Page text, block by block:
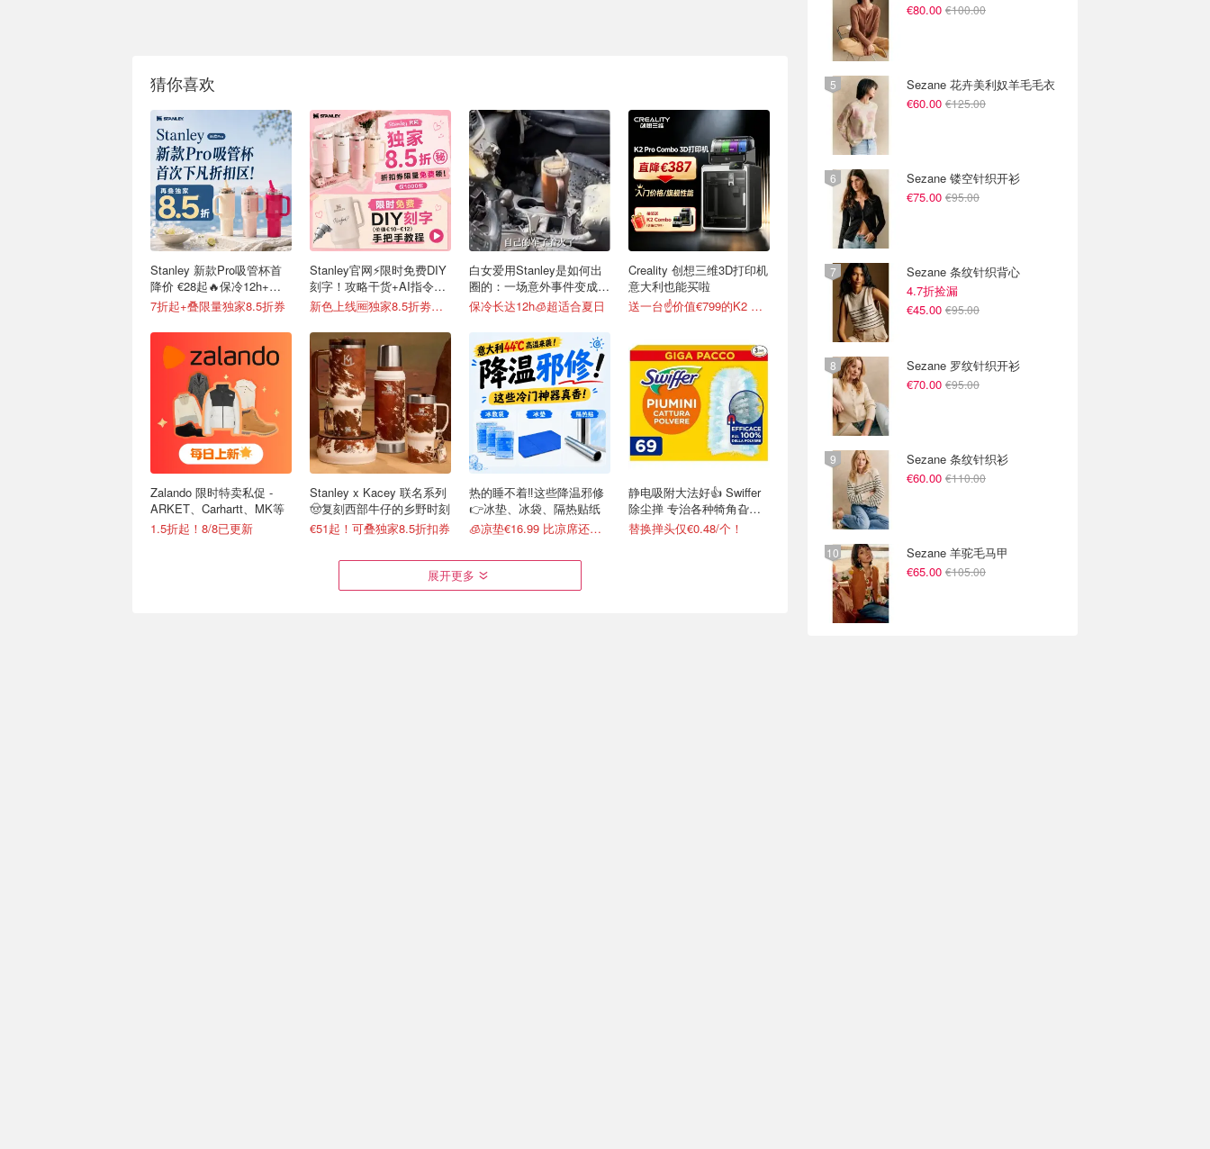
猜你喜欢
Stanley 新款Pro吸管杯首
降价 €28起🔥保冷12h+，
便携不漏水
7折起+叠限量独家8.5折券
Zalando 限时特卖私促 -
ARKET、Carhartt、MK等
1.5折起！8/8已更新
Stanley官网⚡️限时免费DIY
刻字！攻略干货+AI指令直
接戳
新色上线🆓独家8.5折劵速领
Stanley x Kacey 联名系列
🤠复刻西部牛仔的乡野时刻
€51起！可叠独家8.5折扣券
白女爱用Stanley是如何出
圈的：一场意外事件变成顶
级营销案例
保冷长达12h🧊超适合夏日
热的睡不着‼️这些降温邪修
👉冰垫、冰袋、隔热贴纸
🧊凉垫€16.99 比凉席还管用
Creality 创想三维3D打印机
意大利也能买啦
送一台☝️价值€799的K2 Combo！
静电吸附大法好👍 Swiffer
除尘掸 专治各种犄角旮
旯！
替换掸头仅€0.48/个！
展开更多
€80.00 €100.00
Sezane 花卉美利奴羊毛毛衣
€60.00 €125.00
Sezane 镂空针织开衫
€75.00 €95.00
Sezane 条纹针织背心
4.7折捡漏
€45.00 €95.00
Sezane 罗纹针织开衫
€70.00 €95.00
Sezane 条纹针织衫
€60.00 €110.00
Sezane 羊驼毛马甲
€65.00 €105.00